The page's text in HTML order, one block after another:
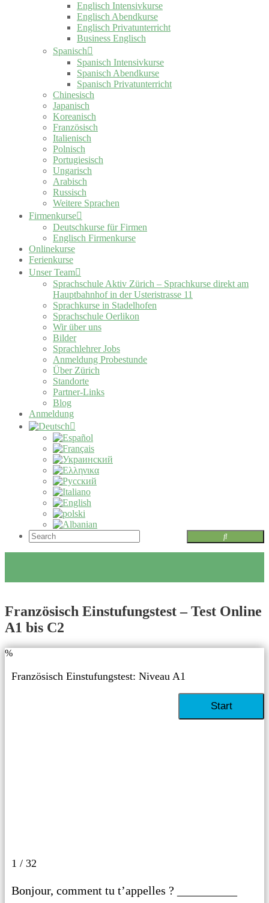
Englisch Intensivkurse
Englisch Abendkurse
Englisch Privatunterricht
Business Englisch
Spanisch
Spanisch Intensivkurse
Spanisch Abendkurse
Spanisch Privatunterricht
Chinesisch
Japanisch
Koreanisch
Französisch
Italienisch
Polnisch
Portugiesisch
Ungarisch
Arabisch
Russisch
Weitere Sprachen
Firmenkurse
Deutschkurse für Firmen
Englisch Firmenkurse
Onlinekurse
Ferienkurse
Unser Team
Sprachschule Aktiv Zürich – Sprachkurse direkt am
Hauptbahnhof in der Usteristrasse 11
Sprachkurse in Stadelhofen
Sprachschule Oerlikon
Wir über uns
Bilder
Sprachlehrer Jobs
Anmeldung Probestunde
Über Zürich
Standorte
Partner-Links
Blog
Anmeldung
Französisch Einstufungstest – Test Online
A1 bis C2
%
Französisch Einstufungstest: Niveau A1
1 / 32
Bonjour, comment tu t’appelles ? __________